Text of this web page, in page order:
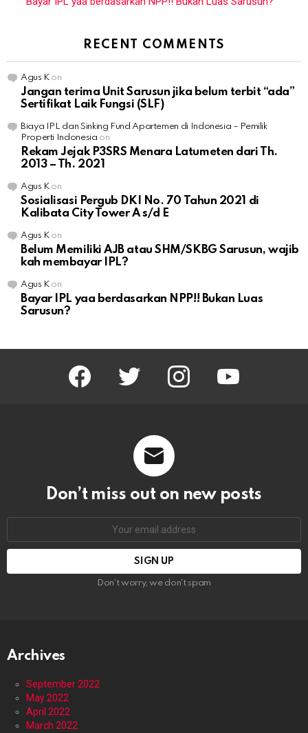
RECENT COMMENTS
Agus Kon
Jangan terima Unit Sarusun jika belum terbit “ada”
Sertifikat Laik Fungsi (SLF)
Biaya IPL dan Sinking Fund Apartemen di Indonesia – Pemilik
Properti Indonesia on
Rekam Jejak P3SRS Menara Latumeten dari Th.
2013 – Th. 2021
Agus Kon
Sosialisasi Pergub DKI No. 70 Tahun 2021 di
Kalibata City Tower A s/d E
Agus Kon
Belum Memiliki AJB atau SHM/SKBG Sarusun, wajib
kah membayar IPL?
Agus Kon
Bayar IPL yaa berdasarkan NPP!! Bukan Luas
Sarusun?
facebook twitter instagram youtube
Don’t miss out on new posts
Don't worry, we don't spam
Archives
September 2022
May 2022
April 2022
March 2022